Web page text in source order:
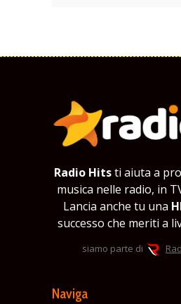
Radio Hitsti aiuta a
musica nelle radio, in
Lancia anche tu una
successo che meriti a
siamo parte di
Naviga